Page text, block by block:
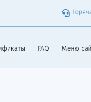
FAQ Меню